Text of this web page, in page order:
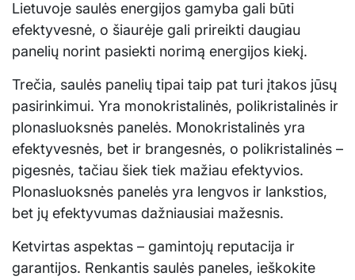
Lietuvoje saulės energijos gamyba gali būti
efektyvesnė, o šiaurėje gali prireikti daugiau
panelių norint pasiekti norimą energijos kiekį.
Trečia, saulės panelių tipai taip pat turi įtakos jūsų
pasirinkimui. Yra monokristalinės, polikristalinės ir
plonasluoksnės panelės. Monokristalinės yra
efektyvesnės, bet ir brangesnės, o polikristalinės –
pigesnės, tačiau šiek tiek mažiau efektyvios.
Plonasluoksnės panelės yra lengvos ir lankstios,
bet jų efektyvumas dažniausiai mažesnis.
Ketvirtas aspektas – gamintojų reputacija ir
garantijos. Renkantis saulės paneles, ieškokite